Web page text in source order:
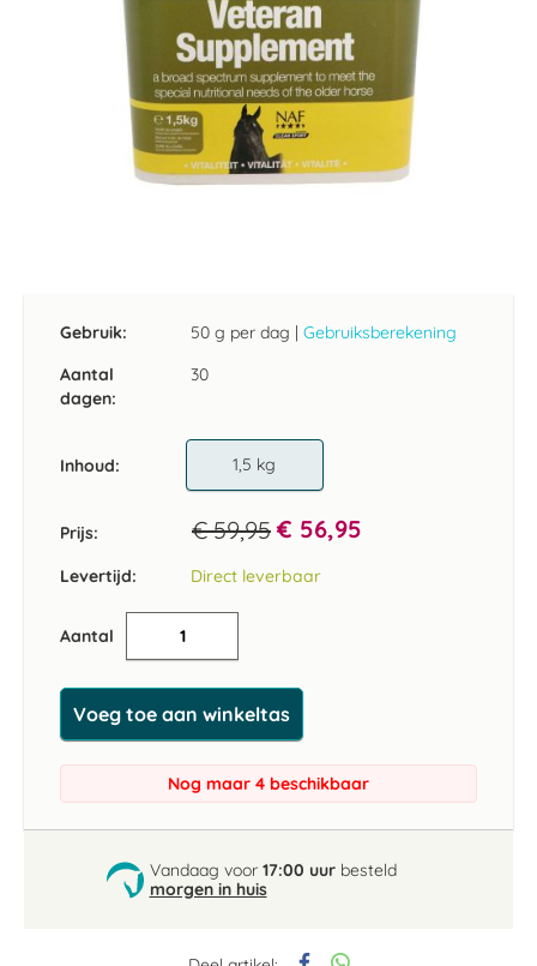
Gebruik: 50 g per dag | Gebruiksberekening
Aantal
dagen:
30
Inhoud 1,5 kg
Prijs: € 59,95 € 56,95
Levertijd: Direct leverbaar
Aantal
Voeg toe aan winkeltas
Nog maar 4 beschikbaar
Vandaag voor 17:00 uurbesteld
morgen in huis
begin
afbeeldingen-